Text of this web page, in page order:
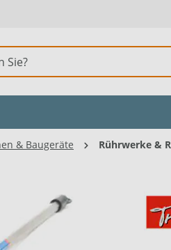
& Baugeräte Rührwerke &